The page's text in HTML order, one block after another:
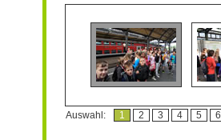
Auswahl: 1 2 3 4 5 6